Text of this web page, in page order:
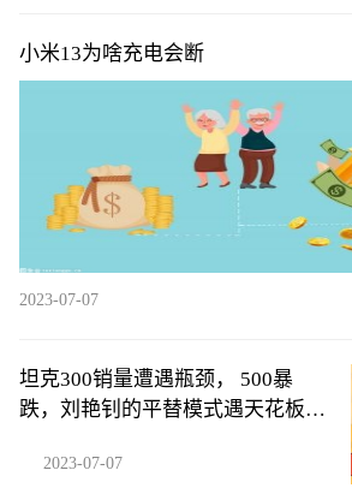
小米13为啥充电会断
2023-07-07
坦克300销量遭遇瓶颈， 500暴
跌，刘艳钊的平替模式遇天花板，
2023-07-07